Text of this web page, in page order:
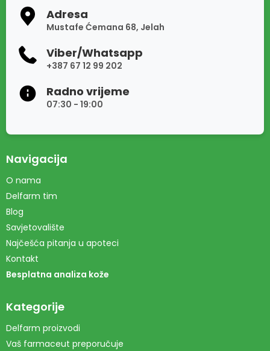
Adresa
Mustafe Ćemana 68, Jelah
Viber/Whatsapp
+387 67 12 99 202
Radno vrijeme
07:30 - 19:00
Navigacija
O nama
Delfarm tim
Blog
Savjetovalište
Najčešća pitanja u apoteci
Kontakt
Besplatna analiza kože
Kategorije
Delfarm proizvodi
Vaš farmaceut preporučuje